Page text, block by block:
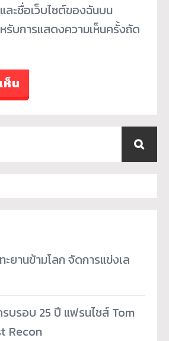
ละชื่อเว็บไซต์ของฉันบน
รับการแสดงความเห็นครั้งถัด
ะยานข้ามโลก จัดการแข่งเล
บรอบ 25 ปี แฟรนไชส์ Tom
Recon